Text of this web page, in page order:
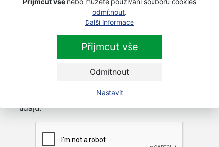
odmítnout.
Další informace
Přijmout vše
Odmítnout
Nastavit
Přihlaste se k odběru novinek
Zaškrtnutím souhlasím se zpracováním osobních
údajů.